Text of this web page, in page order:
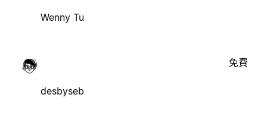
Wenny Tu
desbyseb
免費